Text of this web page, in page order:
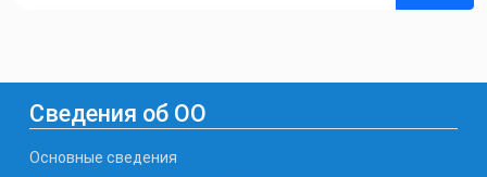
Сведения об ОО
Основные сведения